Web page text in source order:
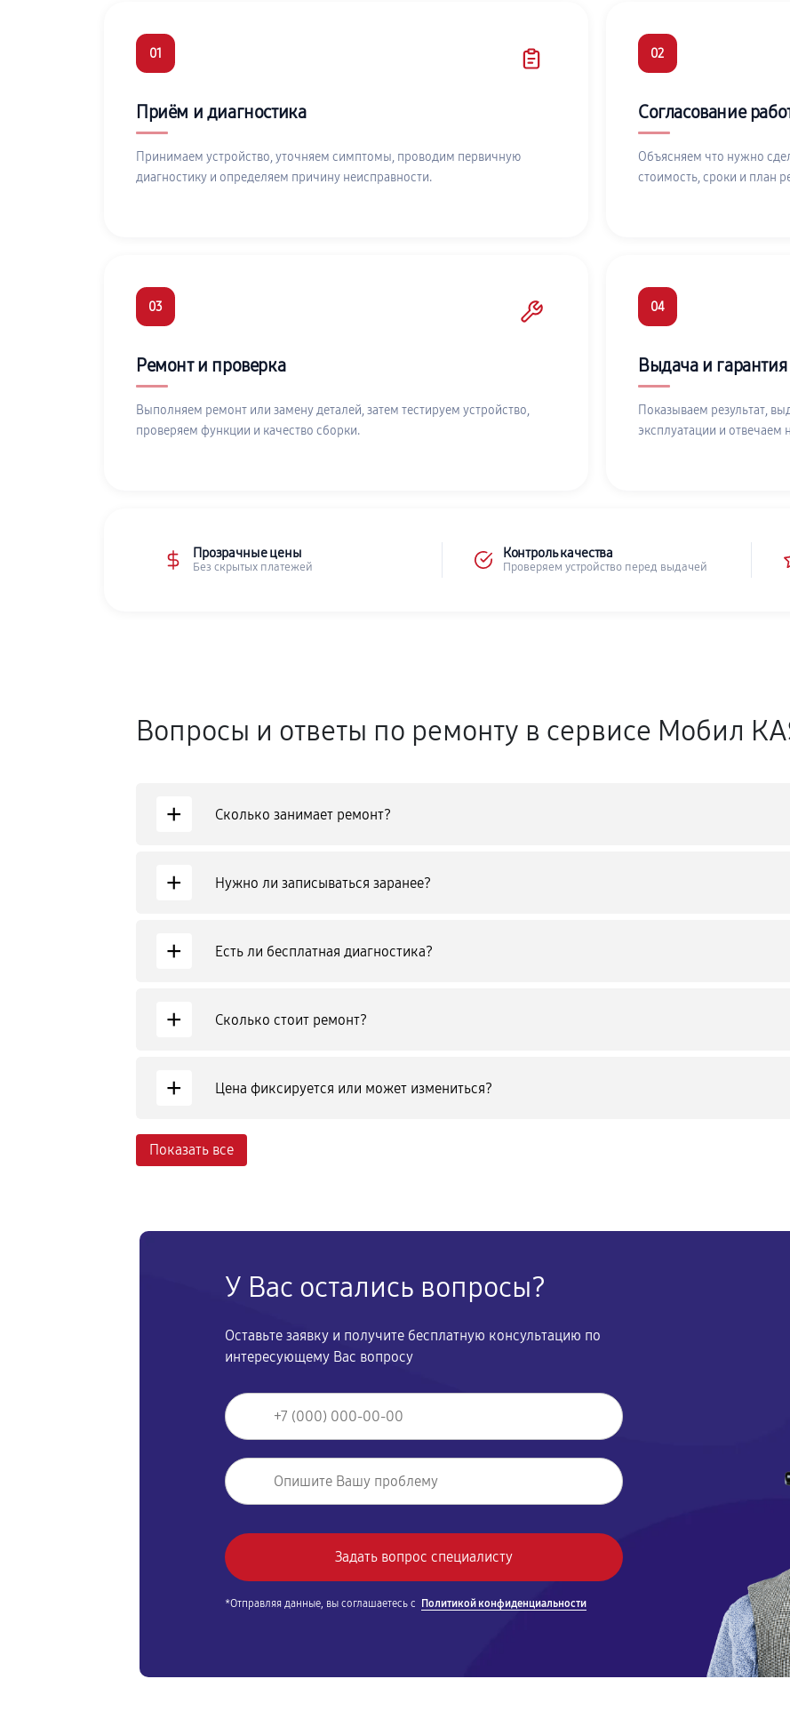
01
Приём и диагностика
Принимаем устройство, уточняем симптомы, проводим первичную
диагностику и определяем причину неисправности.
02
Согласование
Объясняем что нужно
стоимость, сроки и план
03
Ремонт и проверка
Выполняем ремонт или замену деталей, затем тестируем устройство,
проверяем функции и качество сборки.
04
Выдача и гарантия
Показываем результат,
эксплуатации и отвечаем
Прозрачные цены
Без скрытых платежей
Контроль качества
Проверяем устройство перед выдачей
Вопросы и ответы по ремонту в сервисе Мобил
+ Сколько занимает ремонт?
+ Нужно ли записываться заранее?
+ Есть ли бесплатная диагностика?
+ Сколько стоит ремонт?
+ Цена фиксируется или может измениться?
Показать все
У Вас остались вопросы?
Оставьте заявку и получите бесплатную консультацию по
интересующему Вас вопросу
*Отправляя данные, вы соглашаетесь с Политикой конфиденциальности